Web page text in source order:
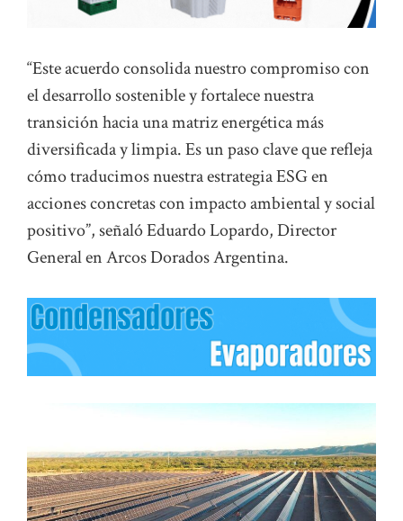
“Este acuerdo consolida nuestro compromiso con
el desarrollo sostenible y fortalece nuestra
transición hacia una matriz energética más
diversificada y limpia. Es un paso clave que refleja
cómo traducimos nuestra estrategia ESG en
acciones concretas con impacto ambiental y social
positivo”, señaló Eduardo Lopardo, Director
General en Arcos Dorados Argentina.